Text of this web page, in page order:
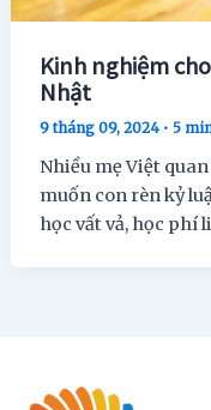
Kinh nghiệm
Nhật
9 tháng 09, 2024 •5
Nhiều mẹ Việt
muốn con rèn kỷ
học vất vả, học phí